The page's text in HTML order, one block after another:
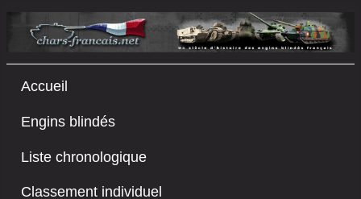
Accueil
Engins blindés
Liste chronologique
Classement individuel